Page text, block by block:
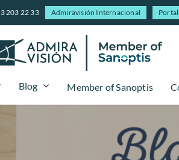
203 22 33 Admiravisión Internacional
Blog Member of Sanoptis